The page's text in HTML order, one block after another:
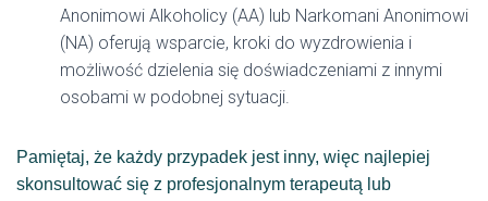
Anonimowi Alkoholicy (AA) lub Narkomani Anonimowi
(NA) oferują wsparcie, kroki do wyzdrowienia i
możliwość dzielenia się doświadczeniami z innymi
osobami w podobnej sytuacji.
Pamiętaj, że każdy przypadek jest inny, więc najlepiej
skonsultować się z profesjonalnym terapeutą lub